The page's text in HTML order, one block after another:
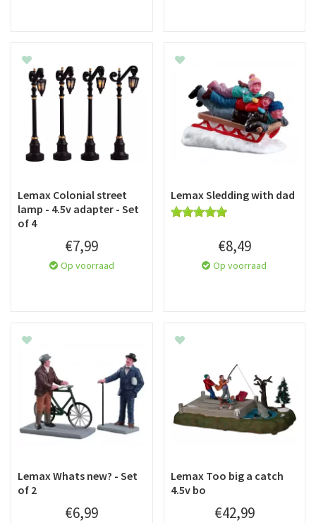
Lemax Colonial street
lamp - 4.5v adapter - Set
of 4
€7,99
Op voorraad
Lemax Sledding with dad
€8,49
Op voorraad
Lemax Whats new? - Set
of 2
€6,99
Lemax Too big a catch
4.5v bo
€42,99